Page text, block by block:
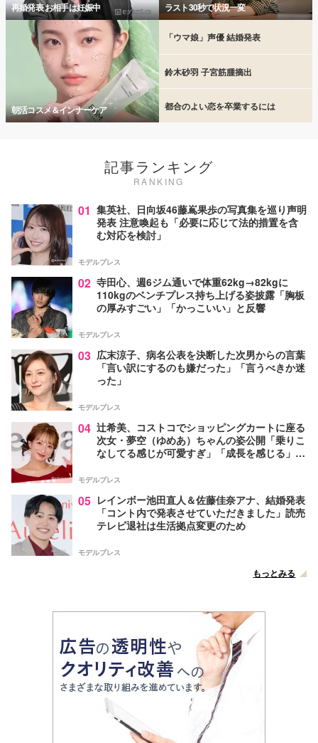
再婚発表 お相手は妊娠中 ラスト30秒で状況一変
朝活コスメ＆インナーケア
「ウマ娘」声優 結婚発表
鈴木砂羽 子宮筋腫摘出
都合のよい恋を卒業するには
記事ランキング
RANKING
01 集英社、日向坂46藤嶌果歩の写真集を巡り声明
発表 注意喚起も「必要に応じて法的措置を含
む対応を検討」
モデルプレス
02 寺田心、週6ジム通いで体重62kg→82kgに
110kgのベンチプレス持ち上げる姿披露「胸板
の厚みすごい」「かっこいい」と反響
モデルプレス
03 広末涼子、病名公表を決断した次男からの言葉
「言い訳にするのも嫌だった」「言うべきか迷
った」
モデルプレス
04 辻希美、コストコでショッピングカートに座る
次女・夢空（ゆめあ）ちゃんの姿公開「乗りこ
なしてる感じが可愛すぎ」「成長を感じる」の
モデルプレス
05 レインボー池田直人＆佐藤佳奈アナ、結婚発表
「コント内で発表させていただきました」読売
テレビ退社は生活拠点変更のため
モデルプレス
もっとみる